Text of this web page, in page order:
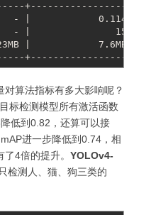
+------------------
| 0.114 |
cores) |
| 123MB |
+------------------
算法指标有多大影响呢？
标检测模型所有激活函数
低到0.82，还算可以接
进一步降低到0.74，相
4倍的提升。 YOLOv4-
检测人、猫、狗三类的